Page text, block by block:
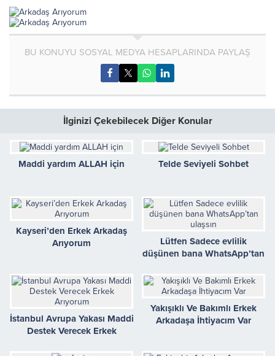
BU KONUYU SOSYAL MEDYA HESAPLARINDA PAYLAŞ
İlginizi Çekebilecek Diğer Konular
Maddi yardım ALLAH için Telde Seviyeli Sohbet
Kayseri’den Erkek Arkadaş
Arıyorum
Lütfen Sadece evlilik
düşünen bana WhatsApp’tan
İstanbul Avrupa Yakası Maddi
Destek Verecek Erkek
Yakışıklı Ve Bakımlı Erkek
Arkadaşa İhtiyacım Var